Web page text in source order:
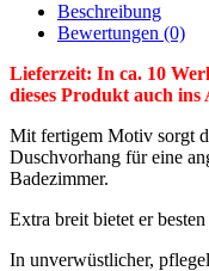
Beschreibung
Bewertungen (0)
Lieferzeit: In ca. 10
dieses Produkt auch ins
Mit fertigem Motiv sorgt
Duschvorhang für eine
Badezimmer.
Extra breit bietet er
In unverwüstlicher,